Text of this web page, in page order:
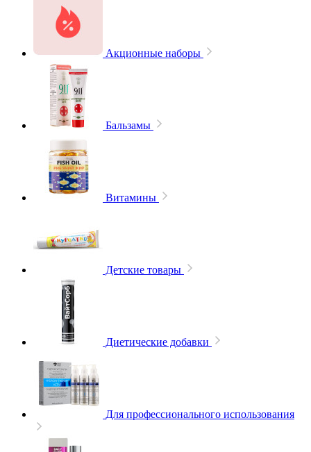
Акционные наборы
Бальзамы
Витамины
Детские товары
Диетические добавки
Для профессионального использования